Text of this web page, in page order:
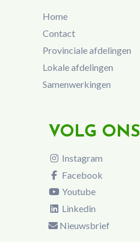
Home
Contact
Provinciale afdelingen
Lokale afdelingen
Samenwerkingen
VOLG ONS
Instagram
Facebook
Youtube
Linkedin
Nieuwsbrief